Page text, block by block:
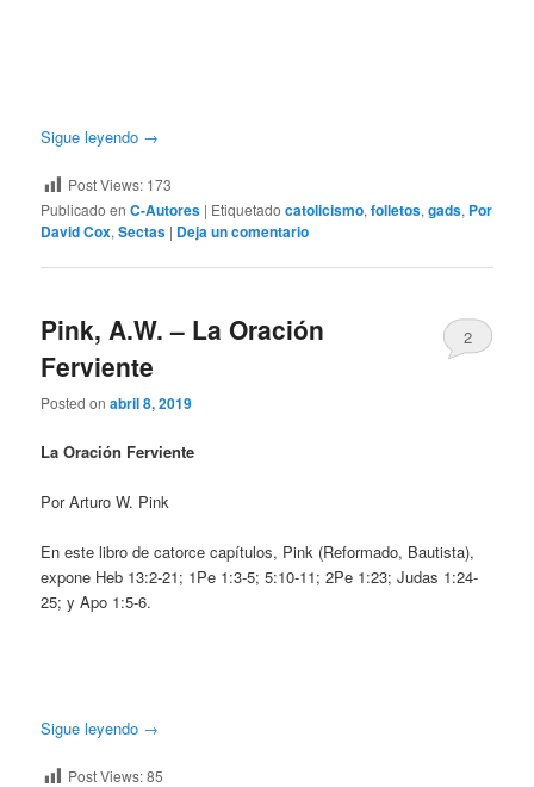
Sigue leyendo →
Post Views: 173
Publicado en C-Autores | Etiquetado catolicismo,folletos,gads, Por
David Cox,Sectas | Deja un comentario
Pink, A.W. – La Oración
Ferviente
Posted onabril 8, 2019
2
La Oración Ferviente
Por Arturo W. Pink
En este libro de catorce capítulos, Pink (Reformado, Bautista),
expone Heb 13:2-21; 1Pe 1:3-5; 5:10-11; 2Pe 1:23; Judas 1:24-
25; y Apo 1:5-6.
Sigue leyendo →
Post Views:85